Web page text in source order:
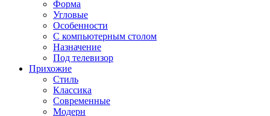
Форма
Угловые
Особенности
С компьютерным столом
Назначение
Под телевизор
Прихожие
Стиль
Классика
Современные
Модерн